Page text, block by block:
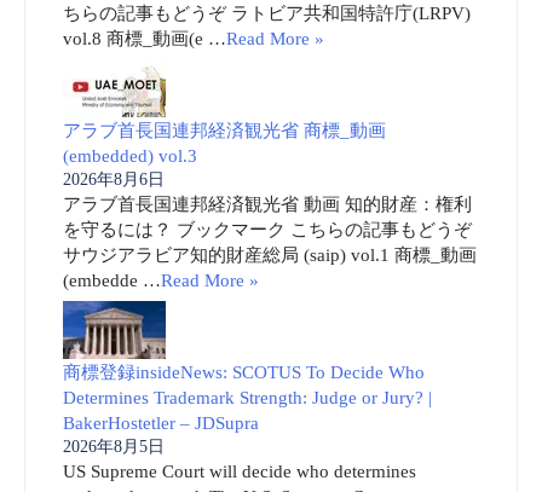
ちらの記事もどうぞ ラトビア共和国特許庁(LRPV)
vol.8 商標_動画(e …Read More »
アラブ首長国連邦経済観光省 商標_動画
(embedded) vol.3
2026年8月6日
アラブ首長国連邦経済観光省 動画 知的財産：権利
を守るには？ ブックマーク こちらの記事もどうぞ
サウジアラビア知的財産総局 (saip) vol.1 商標_動画
(embedde …Read More »
商標登録insideNews: SCOTUS To Decide Who
Determines Trademark Strength: Judge or Jury? |
BakerHostetler – JDSupra
2026年8月5日
US Supreme Court will decide who determines